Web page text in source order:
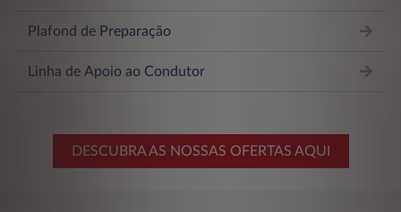
Plafond de Preparação
Linha de Apoio ao Condutor
DESCUBRA AS NOSSAS OFERTAS AQUI